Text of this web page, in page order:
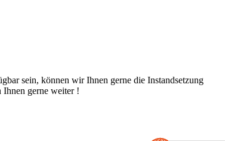
sein, können wir Ihnen gerne die Instandsetzung
Ihnen gerne weiter !